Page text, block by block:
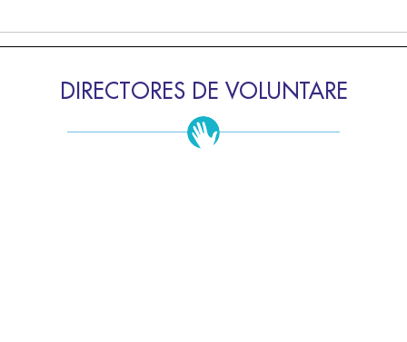
DIRECTORES DE VOLUNTARE